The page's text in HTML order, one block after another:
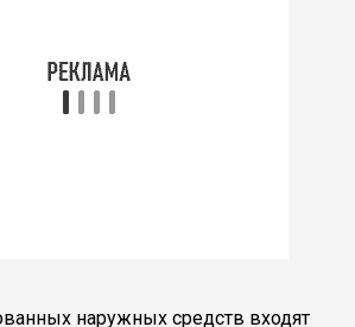
наружных средств входят